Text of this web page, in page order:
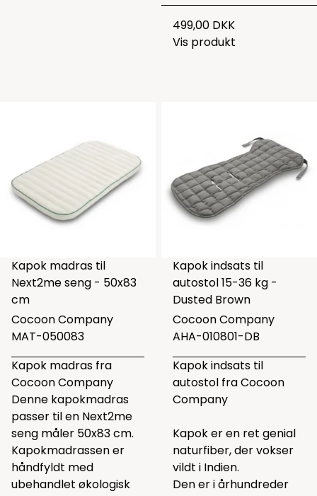
499,00 DKK
Vis produkt
Kapok madras til
Next2me seng - 50x83
cm
Cocoon Company
MAT-050083
Kapok madras fra
Cocoon Company
Denne kapokmadras
passer til en Next2me
seng måler 50x83 cm.
Kapokmadrassen er
håndfyldt med
ubehandlet økologisk
Kapok indsats til
autostol 15-36 kg -
Dusted Brown
Cocoon Company
AHA-010801-DB
Kapok indsats til
autostol fra Cocoon
Company
Kapok er en ret genial
naturfiber, der vokser
vildt i Indien.
Den er i århundreder